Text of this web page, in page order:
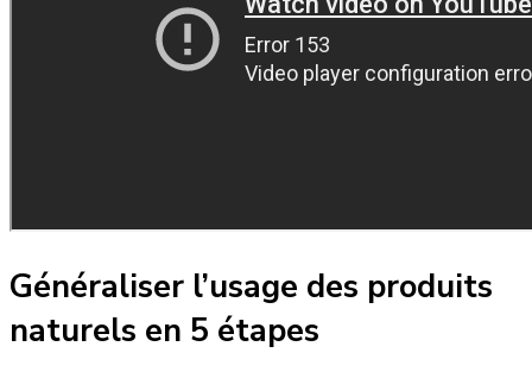
Généraliser l’usage des produits
naturels en 5 étapes